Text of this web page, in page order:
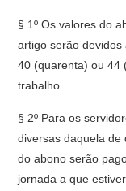
§ 1º Os valores do
artigo serão
40 (quarenta) ou 44
trabalho.
§ 2º Para os
diversas daquela de
do abono serão
jornada a que